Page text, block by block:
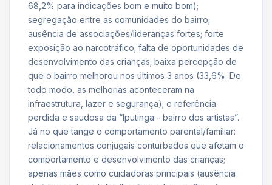
68,2% para indicações bom e muito bom);
segregação entre as comunidades do bairro;
ausência de associações/lideranças fortes; forte
exposição ao narcotráfico; falta de oportunidades de
desenvolvimento das crianças; baixa percepção de
que o bairro melhorou nos últimos 3 anos (33,6%. De
todo modo, as melhorias aconteceram na
infraestrutura, lazer e segurança); e referência
perdida e saudosa da “Iputinga - bairro dos artistas”.
Já no que tange o comportamento parental/familiar:
relacionamentos conjugais conturbados que afetam o
comportamento e desenvolvimento das crianças;
apenas mães como cuidadoras principais (ausência